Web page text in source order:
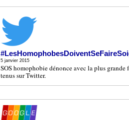
5 janvier 2015
SOS homophobie dénonce avec la plus grande
tenus sur Twitter.